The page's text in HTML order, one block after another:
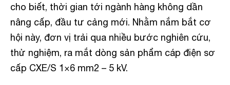
cho biết, thời gian tới ngành hàng không dần
nâng cấp, đầu tư cảng mới. Nhằm nắm bắt cơ
hội này, đơn vị trải qua nhiều bước nghiên cứu,
thử nghiệm, ra mắt dòng sản phẩm cáp điện sơ
cấp CXE/S 1×6 mm2 – 5 kV.